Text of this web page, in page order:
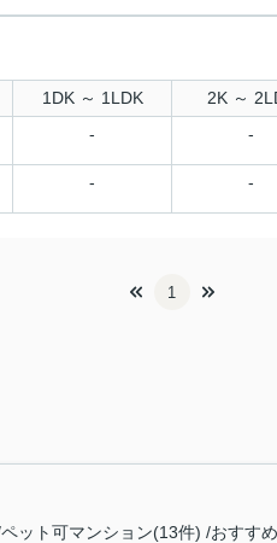
1DK ～ 1LDK 2K ～
- -
- -
1
ペット可マンション(13件) おすす